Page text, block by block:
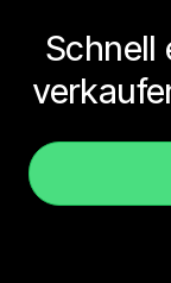
Schnell